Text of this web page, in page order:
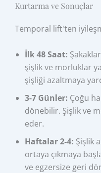
Kurtarma ve Sonuçlar
Temporal lift'ten
İlk 48 Saat:
şişlik ve morluklar
şişliği azaltmaya
3-7 Günler: Çoğu
dönebilir. Şişlik ve
eder.
Haftalar 2-4: Şişlik
ortaya çıkmaya
ve egzersize geri